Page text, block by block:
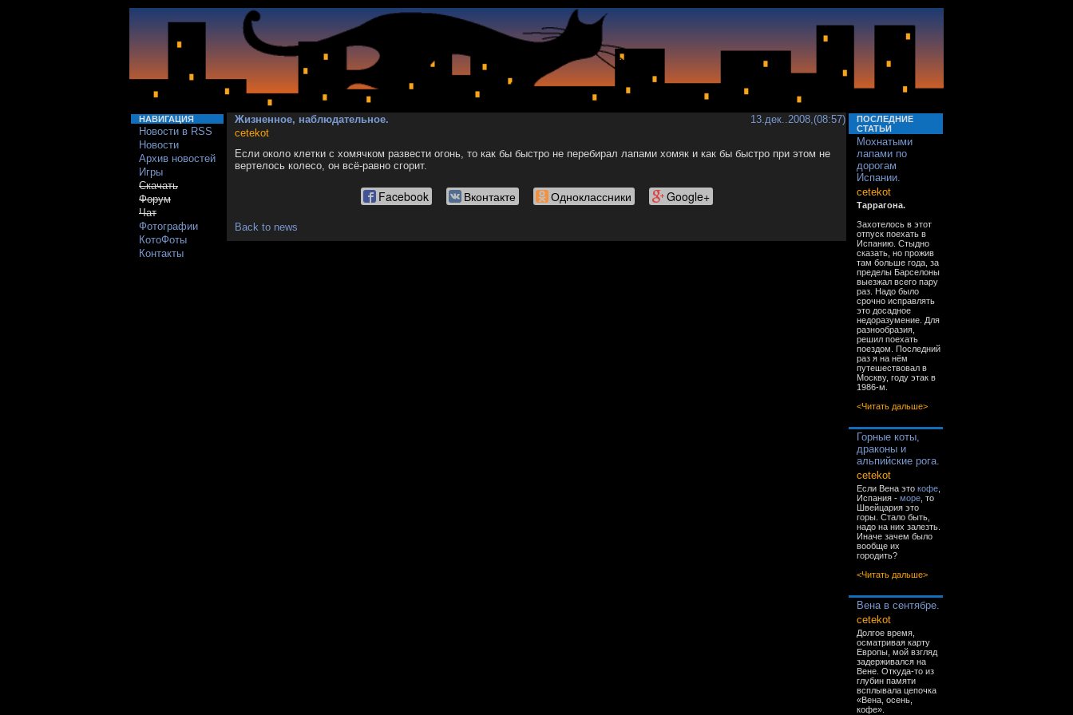
НАВИГАЦИЯ
Новости в RSS
Новости
Архив новостей
Игры
Скачать
Форум
Чат
Фотографии
КотоФоты
Контакты
Жизненное, наблюдательное.
13.дек..2008,(08:57)
cetekot
Если около клетки с хомячком развести огонь, то как бы быстро не перебирал лапами хомяк и как бы быстро при этом не
вертелось колесо, он всё-равно сгорит.
Facebook Вконтакте Одноклассники Google+
Back to news
ПОСЛЕДНИЕ
СТАТЬИ
Мохнатыми
лапами по
дорогам
Испании.
cetekot
Таррагона.
Захотелось в этот
отпуск поехать в
Испанию. Стыдно
сказать, но прожив
там больше года, за
пределы Барселоны
выезжал всего пару
раз. Надо было
срочно исправлять
это досадное
недоразумение. Для
разнообразия,
решил поехать
поездом. Последний
раз я на нём
путешествовал в
Москву, году этак в
1986-м.
<Читать дальше>
Горные коты,
драконы и
альпийские рога.
cetekot
Если Вена это кофе
Испания - море , то
Швейцария это
горы. Стало быть,
надо на них залезть.
Иначе зачем было
вообще их
городить?
<Читать дальше>
Вена в сентябре.
cetekot
Долгое время,
осматривая карту
Европы, мой взгляд
задерживался на
Вене. Откуда-то из
глубин памяти
всплывала цепочка
«Вена, осень,
кофе».